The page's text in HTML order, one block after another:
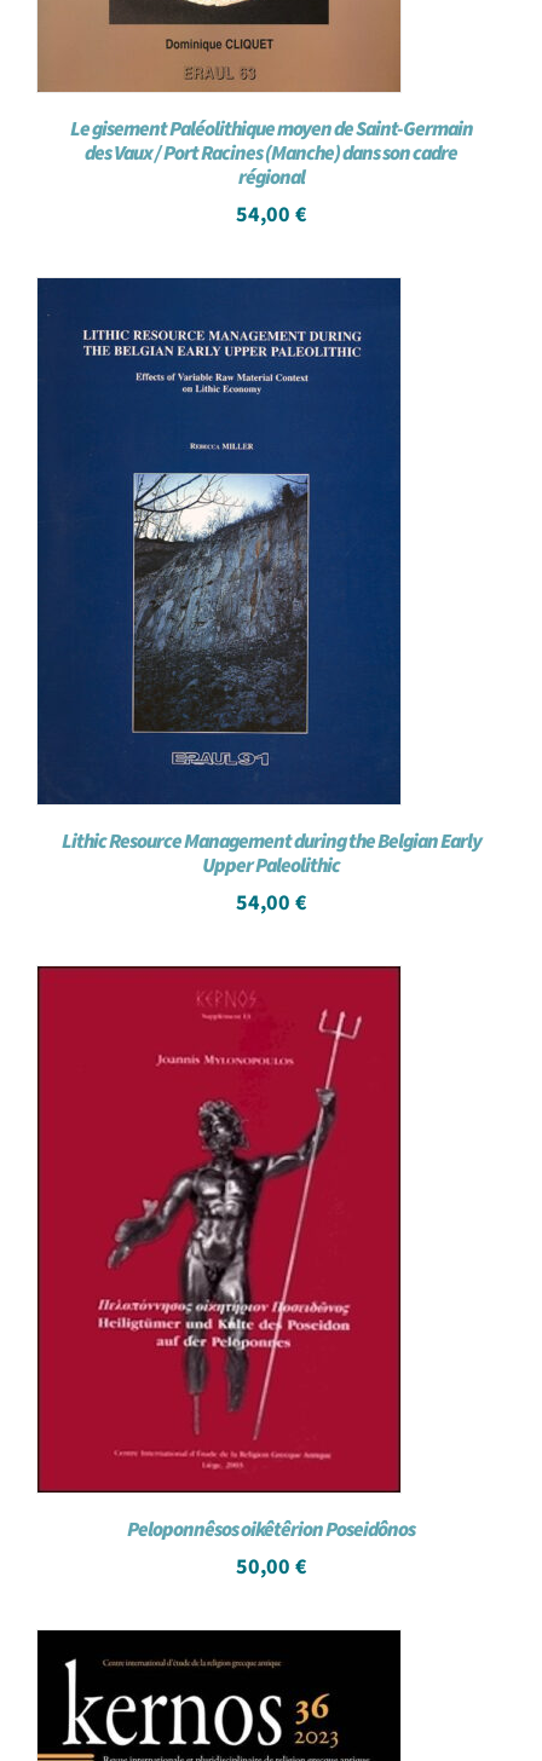
Le gisement Paléolithique moyen de Saint-Germain
des Vaux / Port Racines (Manche) dans son cadre
régional
54,00 €
Lithic Resource Management during the Belgian Early
Upper Paleolithic
54,00 €
Peloponnêsos oikêtêrion Poseidônos
50,00 €